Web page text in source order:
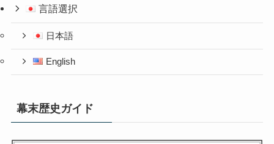
言語選択
日本語
English
幕末歴史ガイド